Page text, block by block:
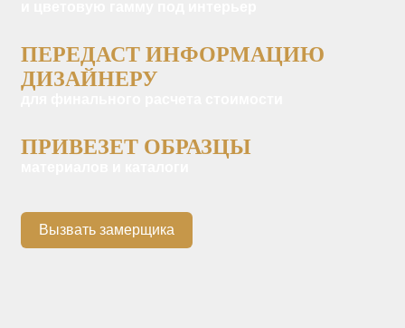
ПЕРЕДАСТ ИНФОРМАЦИЮ
ДИЗАЙНЕРУ
ПРИВЕЗЕТ ОБРАЗЦЫ
Вызвать замерщика